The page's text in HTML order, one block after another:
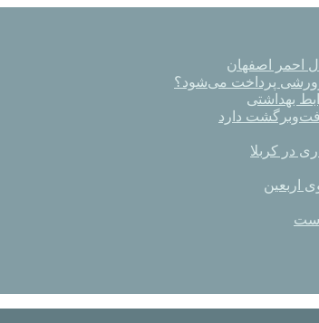
پرداخت می‌شود؟
در کربلا
اربعین
است